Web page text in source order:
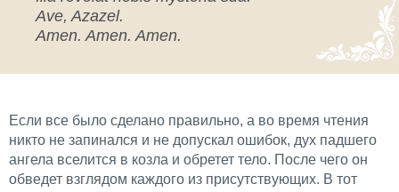
Ave, Azazel.
Amen. Amen. Amen.
Если все было сделано правильно, а во время чтения
никто не запинался и не допускал ошибок, дух падшего
ангела вселится в козла и обретет тело. После чего он
обведет взглядом каждого из присутствующих. В тот